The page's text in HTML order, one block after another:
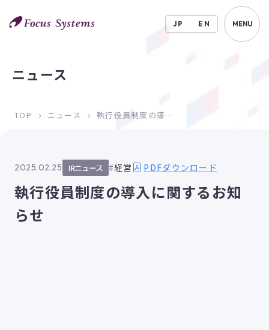
JP EN MENU
ニュース
TOP ニュース 執行役員制度の導入に関するお知らせ
2025.02.25 IRニュース 経営 PDFダウンロード
執行役員制度の導入に関するお知
らせ